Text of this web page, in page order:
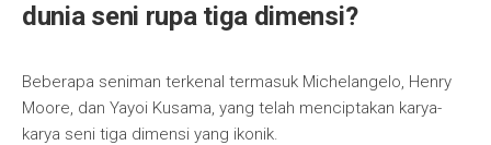
dunia seni rupa tiga dimensi?
Beberapa seniman terkenal termasuk Michelangelo, Henry
Moore, dan Yayoi Kusama, yang telah menciptakan karya-
karya seni tiga dimensi yang ikonik.